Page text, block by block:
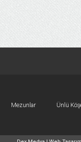
Mezunlar Ünlü